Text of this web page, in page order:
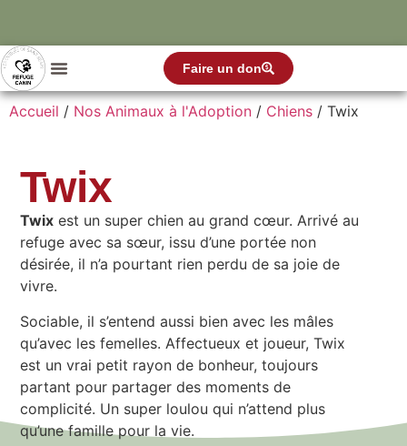
Faire un don
Accueil / Nos Animaux à l'Adoption / Chiens / Twix
Twix
Twix est un super chien au grand cœur. Arrivé au
refuge avec sa sœur, issu d’une portée non
désirée, il n’a pourtant rien perdu de sa joie de
vivre.
Sociable, il s’entend aussi bien avec les mâles
qu’avec les femelles. Affectueux et joueur, Twix
est un vrai petit rayon de bonheur, toujours
partant pour partager des moments de
complicité. Un super loulou qui n’attend plus
qu’une famille pour la vie.